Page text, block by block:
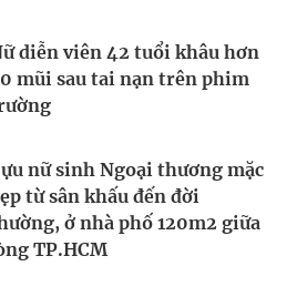
diễn viên 42 tuổi khâu hơn
mũi sau tai nạn trên phim
nữ sinh Ngoại thương mặc
từ sân khấu đến đời
ở nhà phố 120m2 giữa
TP.HCM